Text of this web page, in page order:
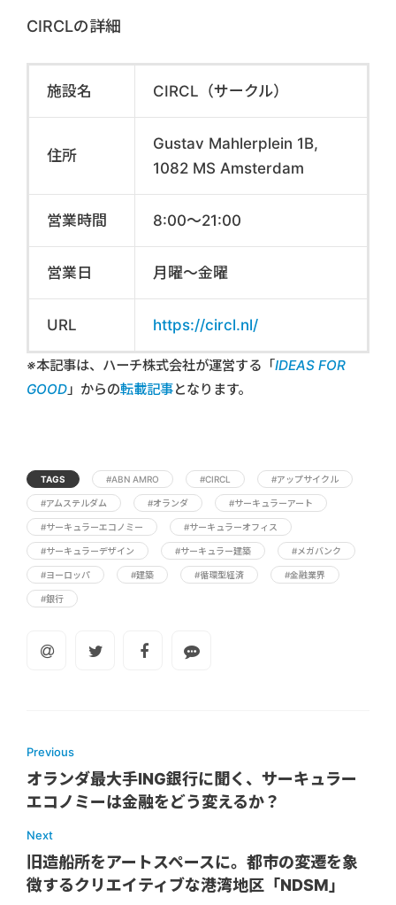
CIRCLの詳細
施設名 CIRCL（サークル）
住所
Gustav Mahlerplein 1B,
1082 MS Amsterdam
営業時間 8:00～21:00
営業日 月曜～金曜
URL https://circl.nl/
※本記事は、ハーチ株式会社が運営する「IDEAS FOR
GOOD 」からの転載記事となります。
TAGS #ABN AMRO #CIRCL #アップサイクル
#アムステルダム #オランダ #サーキュラーアート
#サーキュラーエコノミー #サーキュラーオフィス
#サーキュラーデザイン #サーキュラー建築 #メガバンク
#ヨーロッパ #建築 #循環型経済 #金融業界
#銀行
Previous
オランダ最大手ING銀行に聞く、サーキュラー
エコノミーは金融をどう変えるか？
Next
旧造船所をアートスペースに。都市の変遷を象
徴するクリエイティブな港湾地区「NDSM」